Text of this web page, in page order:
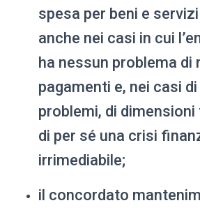
spesa per beni e
anche nei casi in cui
ha nessun problema di
pagamenti e, nei casi
problemi, di
di per sé una crisi
irrimediabile;
il concordato